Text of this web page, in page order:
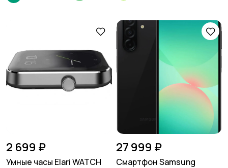
2 699 ₽
Умные часы Elari WATCH
27 999 ₽
Смартфон Samsung